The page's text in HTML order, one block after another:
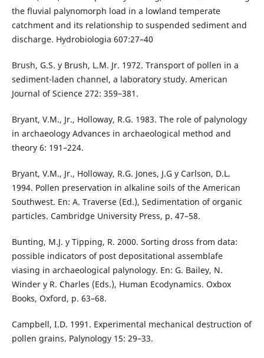
the fluvial palynomorph load in a lowland temperate
catchment and its relationship to suspended sediment and
discharge. Hydrobiologia 607:27–40
Brush, G.S. y Brush, L.M. Jr. 1972. Transport of pollen in a
sediment-laden channel, a laboratory study. American
Journal of Science 272: 359–381.
Bryant, V.M., Jr., Holloway, R.G. 1983. The role of palynology
in archaeology Advances in archaeological method and
theory 6: 191–224.
Bryant, V.M., Jr., Holloway, R.G. Jones, J.G y Carlson, D.L.
1994. Pollen preservation in alkaline soils of the American
Southwest. En: A. Traverse (Ed.), Sedimentation of organic
particles. Cambridge University Press, p. 47–58.
Bunting, M.J. y Tipping, R. 2000. Sorting dross from data:
possible indicators of post depositational assemblafe
viasing in archaeological palynology. En: G. Bailey, N.
Winder y R. Charles (Eds.), Human Ecodynamics. Oxbox
Books, Oxford, p. 63–68.
Campbell, I.D. 1991. Experimental mechanical destruction of
pollen grains. Palynology 15: 29–33.